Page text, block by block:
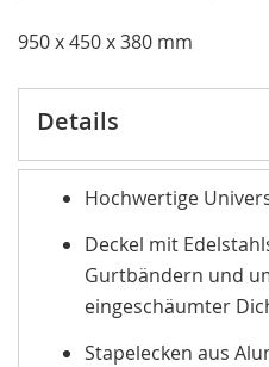
950 x 450 x 380 mm
Details
Hochwertige
Deckel mit
Gurtbändern und
eingeschäumter
Stapelecken aus